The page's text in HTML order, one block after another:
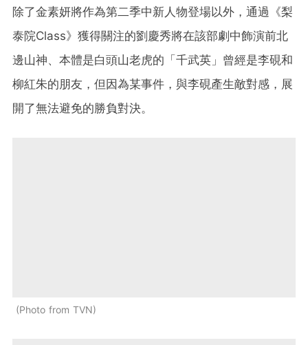
除了金素妍將作為第二季中新人物登場以外，通過《梨
泰院Class》獲得關注的劉慶秀將在該部劇中飾演前北
邊山神、本體是白頭山老虎的「千武英」曾經是李硯和
柳紅朱的朋友，但因為某事件，與李硯產生敵對感，展
開了無法避免的勝負對決。
Photo from TVN